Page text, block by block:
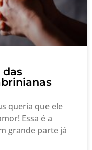
das
queria que ele
Essa é a
grande parte já